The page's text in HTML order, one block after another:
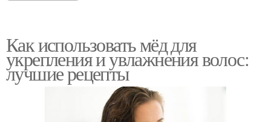
Как использовать мёд для
укрепления и увлажнения волос:
лучшие рецепты